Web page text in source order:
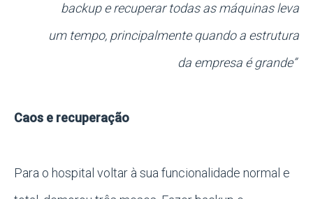
backup e recuperar todas as máquinas leva
um tempo, principalmente quando a estrutura
da empresa é grande”
Caos e recuperação
Para o hospital voltar à sua funcionalidade normal e